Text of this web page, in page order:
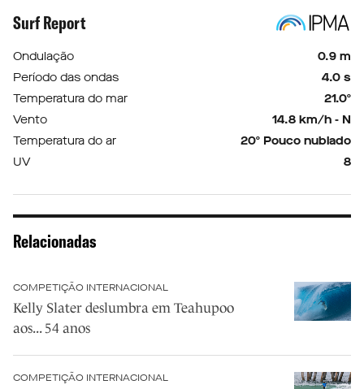
Surf Report
Ondulação
0.9 m
Período das ondas
4.0 s
Temperatura do mar
21.0º
Vento
14.8 km/h - N
Temperatura do ar
20º Pouco nublado
UV
8
Relacionadas
COMPETIÇÃO INTERNACIONAL
Kelly Slater deslumbra em Teahupoo
aos... 54 anos
COMPETIÇÃO INTERNACIONAL